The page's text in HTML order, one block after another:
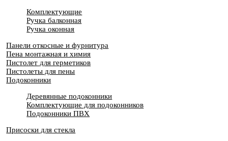
Комплектующие
Ручка балконная
Ручка оконная
Панели откосные и фурнитура
Пена монтажная и химия
Пистолет для герметиков
Пистолеты для пены
Подоконники
Деревянные подоконники
Комплектующие для подоконников
Подоконники ПВХ
Присоски для стекла